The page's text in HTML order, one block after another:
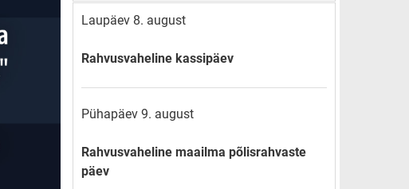
Laupäev 8. august
Rahvusvaheline kassipäev
Pühapäev 9. august
Rahvusvaheline maailma põlisrahvaste
päev